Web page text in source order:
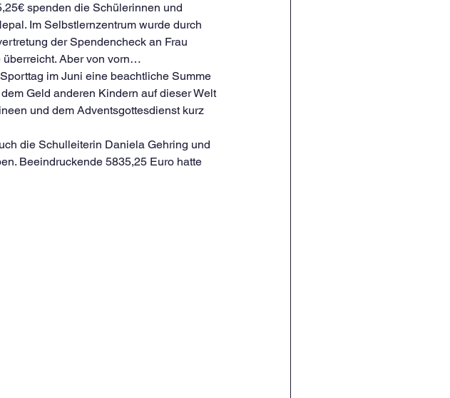
spenden die Schülerinnen und
Im Selbstlernzentrum wurde durch
der Spendencheck an Frau
überreicht. Aber von vorn…
im Juni eine beachtliche Summe
Geld anderen Kindern auf dieser Welt
und dem Adventsgottesdienst kurz
die Schulleiterin Daniela Gehring und
Beeindruckende 5835,25 Euro hatte